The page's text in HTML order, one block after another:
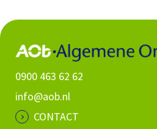
0900 463 62 62
info@aob.nl
CONTACT